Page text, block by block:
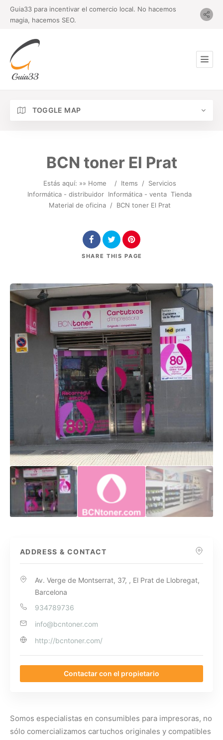
Guia33 para incentivar el comercio local. No hacemos
magia, hacemos SEO.
TOGGLE MAP
BCN toner El Prat
Estás aquí: »» Home / Items / Servicios
Informática - distribuidor Informática - venta Tienda
Material de oficina / BCN toner El Prat
SHARE THIS PAGE
ADDRESS & CONTACT
Av. Verge de Montserrat, 37, , El Prat de Llobregat,
Barcelona
934789736
info@bcntoner.com
http://bcntoner.com/
Contactar con el propietario
Somos especialistas en consumibles para impresoras, no
sólo comercializamos cartuchos originales y compatibles